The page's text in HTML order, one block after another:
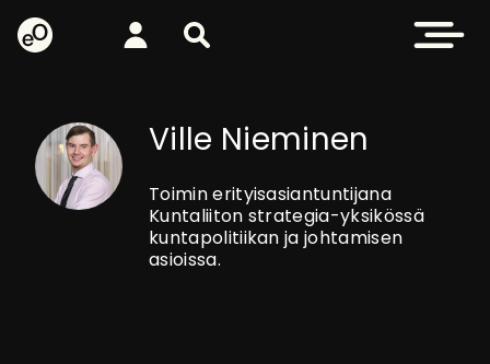
eOppiva - Etusivulle
Kirjaudu Etsi sivustolta Avaa
Ville Nieminen
Toimin erityisasiantuntijana
Kuntaliiton strategia-yksikössä
kuntapolitiikan ja johtamisen
asioissa.